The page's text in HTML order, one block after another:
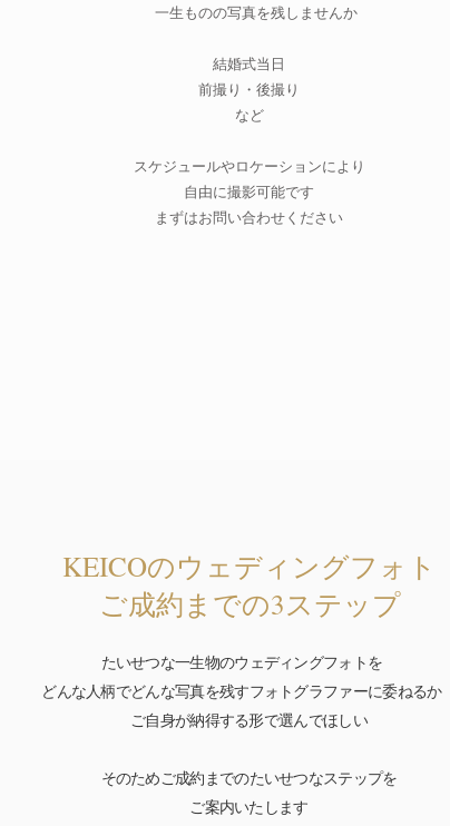
​ 一生ものの写真を残しませんか
結婚式当日
前撮り・後撮り
など
スケジュールやロケーションにより
自由に撮影可能です
​まずはお問い合わせください
KEICOのウェディングフォト
​ご成約までの3ステップ
たいせつな一生物のウェディングフォトを
どんな人柄でどんな写真を残すフォトグラファーに委ねるか
ご自身が納得する形で選んでほしい
そのためご成約までのたいせつなステップを
​ご案内いたします